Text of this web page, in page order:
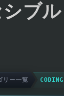
ブル
リー一覧 CODING